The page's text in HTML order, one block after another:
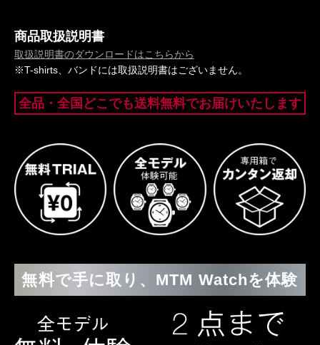
商品取扱説明書
取扱説明書のダウンロードはこちらから
※T-shirts、バンドには取扱説明書はございません。
全品・全国どこでも送料無料でお届けいたします
無料で手に取り、MTM Watchを体験